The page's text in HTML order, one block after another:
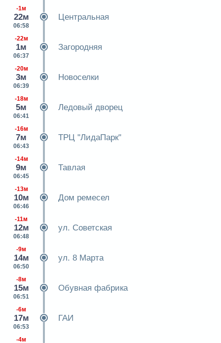
-1м
22м
06:58
Центральная
-22м
1м
06:37
Загородняя
-20м
3м
06:39
Новоселки
-18м
5м
06:41
Ледовый дворец
-16м
7м
06:43
ТРЦ "ЛидаПарк"
-14м
9м
06:45
Тавлая
-13м
10м
06:46
Дом ремесел
-11м
12м
06:48
ул. Советская
-9м
14м
06:50
ул. 8 Марта
-8м
15м
06:51
Обувная фабрика
-6м
17м
06:53
ГАИ
-4м